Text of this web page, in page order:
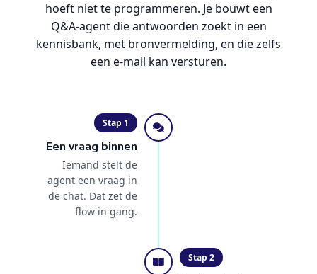
hoeft niet te programmeren. Je bouwt een
Q&A-agent die antwoorden zoekt in een
kennisbank, met bronvermelding, en die zelfs
een e-mail kan versturen.
Stap 1
Een vraag binnen
Iemand stelt de
agent een vraag in
de chat. Dat zet de
flow in gang.
Stap 2